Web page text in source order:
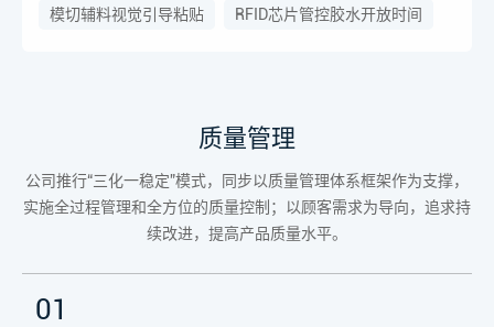
模切辅料视觉引导粘贴 RFID芯片管控胶水开放时间
质量管理
公司推行“三化一稳定”模式，同步以质量管理体系框架作为支撑，
实施全过程管理和全方位的质量控制；以顾客需求为导向，追求持
续改进，提高产品质量水平。
01